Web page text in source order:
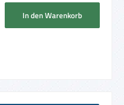
ein oder benutze die Schaltflächen um
In den Warenkorb